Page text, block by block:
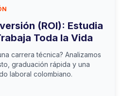
(ROI): Estudia
Toda la Vida
carrera técnica? Analizamos
graduación rápida y una
laboral colombiano.